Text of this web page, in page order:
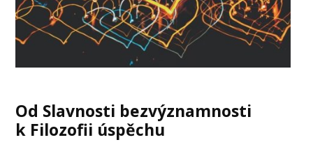
Od Slavnosti bezvýznamnosti
k Filozofii úspěchu